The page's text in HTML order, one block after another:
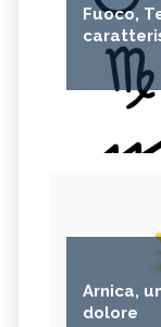
Fuoco,
Arnica,
dolore